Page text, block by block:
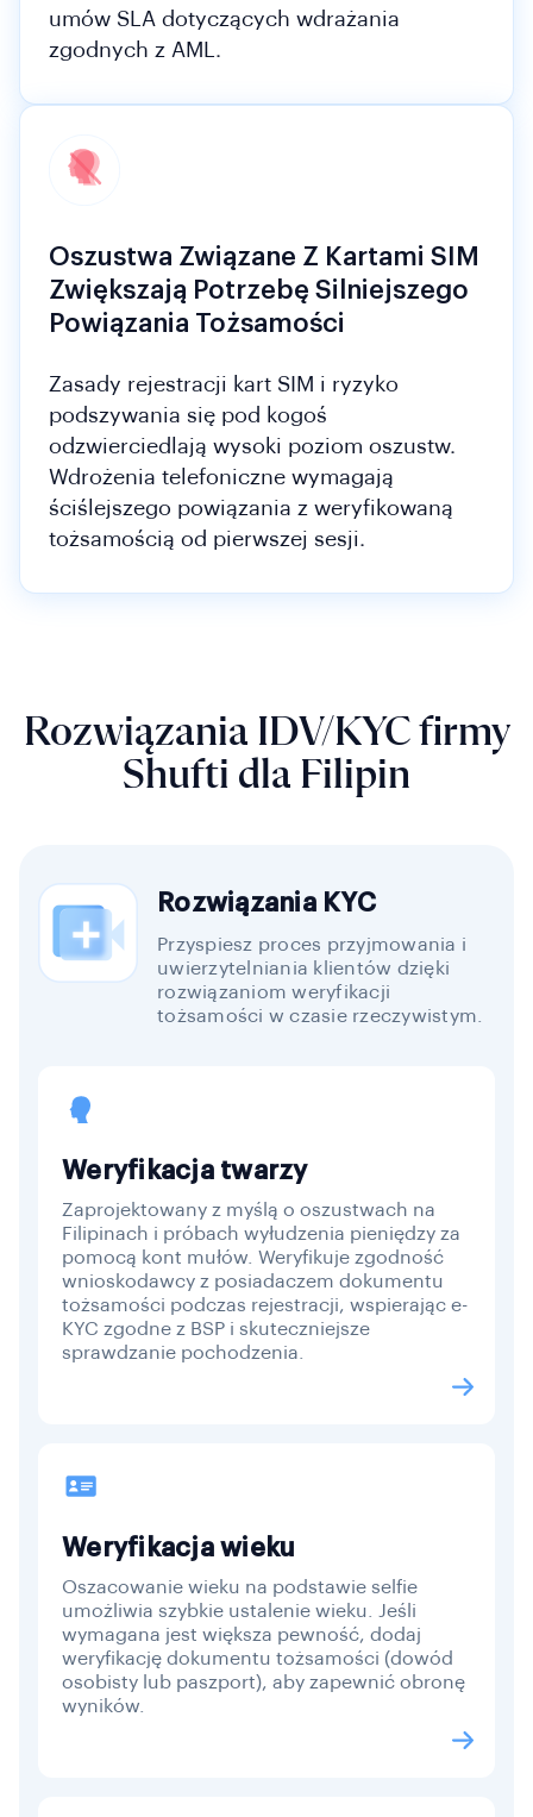
umów SLA dotyczących wdrażania
zgodnych z AML.
Oszustwa Związane Z Kartami SIM
Zwiększają Potrzebę Silniejszego
Powiązania Tożsamości
Zasady rejestracji kart SIM i ryzyko
podszywania się pod kogoś
odzwierciedlają wysoki poziom oszustw.
Wdrożenia telefoniczne wymagają
ściślejszego powiązania z weryfikowaną
tożsamością od pierwszej sesji.
Rozwiązania IDV/KYC firmy
Shufti dla Filipin
Rozwiązania KYC
Przyspiesz proces przyjmowania i
uwierzytelniania klientów dzięki
rozwiązaniom weryfikacji
tożsamości w czasie rzeczywistym.
Weryfikacja twarzy
Zaprojektowany z myślą o oszustwach na
Filipinach i próbach wyłudzenia pieniędzy za
pomocą kont mułów. Weryfikuje zgodność
wnioskodawcy z posiadaczem dokumentu
tożsamości podczas rejestracji, wspierając e-
KYC zgodne z BSP i skuteczniejsze
sprawdzanie pochodzenia.
Weryfikacja wieku
Oszacowanie wieku na podstawie selfie
umożliwia szybkie ustalenie wieku. Jeśli
wymagana jest większa pewność, dodaj
weryfikację dokumentu tożsamości (dowód
osobisty lub paszport), aby zapewnić obronę
wyników.